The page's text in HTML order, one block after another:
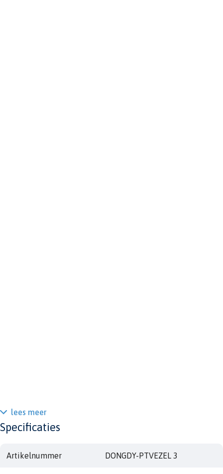
lees meer
Specificaties
Artikelnummer DONGDY-PTVEZEL 3